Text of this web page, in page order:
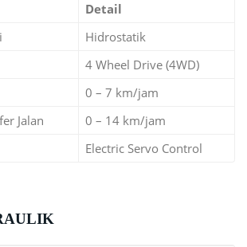
Detail
Hidrostatik
4 Wheel Drive (4WD)
0 – 7 km/jam
Jalan
0 – 14 km/jam
Electric Servo Control